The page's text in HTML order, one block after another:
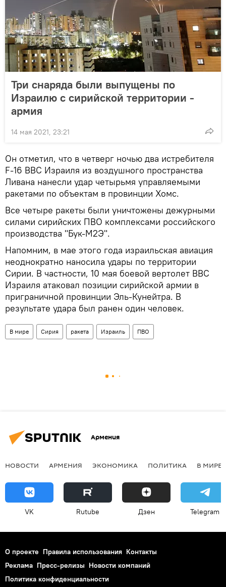
Три снаряда были выпущены по
Израилю с сирийской территории -
армия
14 мая 2021, 23:21
Он отметил, что в четверг ночью два истребителя
F-16 ВВС Израиля из воздушного пространства
Ливана нанесли удар четырьмя управляемыми
ракетами по объектам в провинции Хомс.
Все четыре ракеты были уничтожены дежурными
силами сирийских ПВО комплексами российского
производства "Бук-М2Э".
Напомним, в мае этого года израильская авиация
неоднократно наносила удары по территории
Сирии. В частности, 10 мая боевой вертолет ВВС
Израиля атаковал позиции сирийской армии в
приграничной провинции Эль-Кунейтра. В
результате удара был ранен один человек.
В мире Сирия ракета Израиль ПВО
Армения
НОВОСТИ АРМЕНИЯ ЭКОНОМИКА ПОЛИТИКА В МИРЕ
VK Rutube Дзен Telegram
О проекте Правила использования Контакты
Реклама Пресс-релизы Новости компаний
Политика конфиденциальности